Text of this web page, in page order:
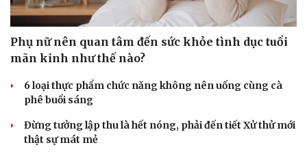
Phụ nữ nên quan tâm đến sức khỏe tình dục tuổi
mãn kinh như thế nào?
6 loại thực phẩm chức năng không nên uống cùng cà
phê buổi sáng
Đừng tưởng lập thu là hết nóng, phải đến tiết Xử thử mới
thật sự mát mẻ